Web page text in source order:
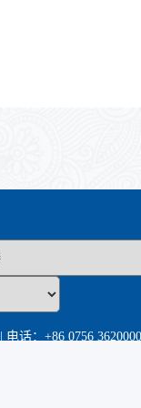
电话：+86 0756 3620000